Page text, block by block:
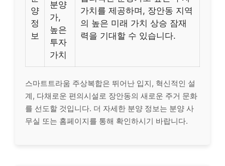
양
정
보
분양
가,
높은
투자
가치
가치를 제공하며, 장안동 지역
의 높은 미래 가치 상승 잠재
력을 기대할 수 있습니다.
스마트트라움 주상복합은 뛰어난 입지, 혁신적인 설
계, 다채로운 편의시설로 장안동의 새로운 주거 문화
를 선도할 것입니다. 더 자세한 분양 정보는 분양 사
무실 또는 홈페이지를 통해 확인하시기 바랍니다.